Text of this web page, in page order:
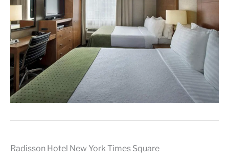
Radisson Hotel New York Times Square